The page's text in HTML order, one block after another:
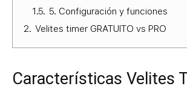
1.5. 5. Configuración y funciones
2. Velites timer GRATUITO vs PRO
Características Velites